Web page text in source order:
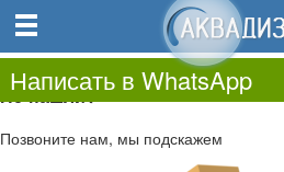
0.00
0
Не нашли?
Позвоните нам, мы подскажем
Написать в WhatsApp